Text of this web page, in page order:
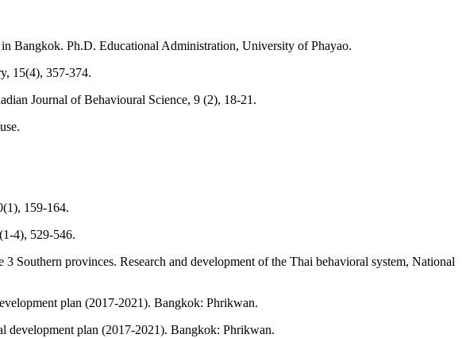
Bangkok. Ph.D. Educational Administration, University of Phayao.
15(4), 357-374.
Journal of Behavioural Science, 9 (2), 18-21.
159-164.
4), 529-546.
Southern provinces. Research and development of the Thai behavioral system, National
plan (2017-2021). Bangkok: Phrikwan.
development plan (2017-2021). Bangkok: Phrikwan.